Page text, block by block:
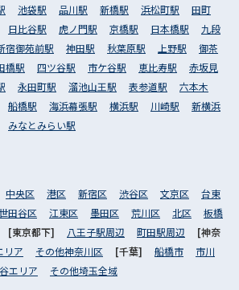
池袋駅 品川駅 新橋駅 浜松町駅
田町
日比谷駅 虎ノ門駅 京橋駅 日本橋駅
九段
宿御苑前駅 神田駅 秋葉原駅 上野駅
御茶
橋駅 四ツ谷駅 市ケ谷駅 恵比寿駅
赤坂見
永田町駅 溜池山王駅 表参道駅
六本木
船橋駅 海浜幕張駅 横浜駅 川崎駅
新横浜
みなとみらい駅
中央区 港区 新宿区 渋谷区 文京区
台東
田谷区 江東区 墨田区 荒川区 北区
板橋
[東京都下] 八王子駅周辺 町田駅周辺
[神奈
リア その他神奈川区 [千葉] 船橋市
市川
エリア その他埼玉全域